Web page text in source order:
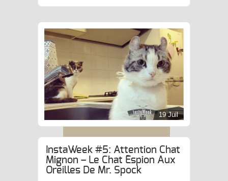
19 Juil
InstaWeek #5: Attention Chat
Mignon – Le Chat Espion Aux
Oreilles De Mr. Spock